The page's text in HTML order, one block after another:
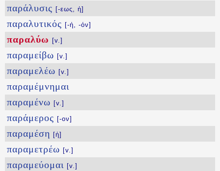
παράλυσις [-εως, ἡ]
παραλυτικός [-ή, -όν]
παραλύω [v.]
παραμείβω [v.]
παραμελέω [v.]
παραμέμνημαι
παραμένω [v.]
παράμερος [-ον]
παραμέση [ἡ]
παραμετρέω [v.]
παραμεύομαι [v.]